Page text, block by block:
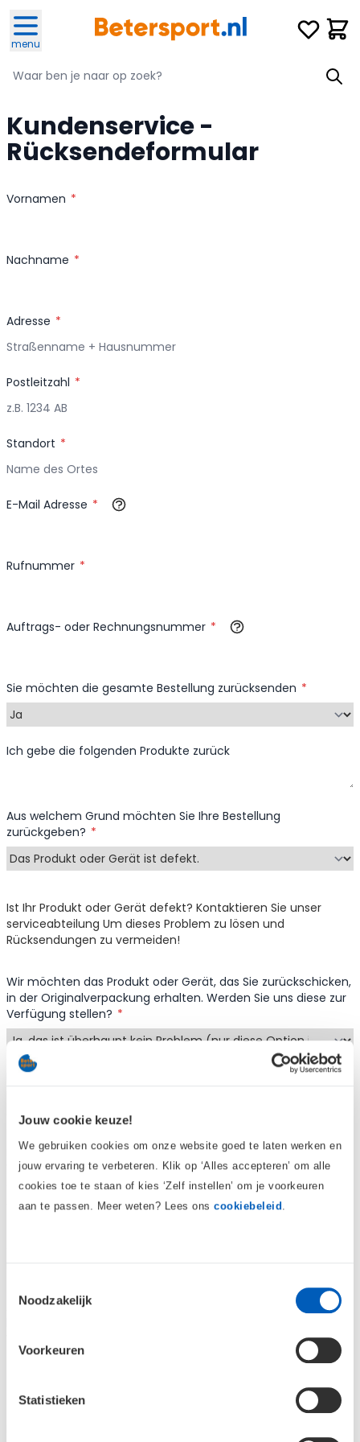
Jouw cookie keuze!
We gebruiken cookies om onze website goed te laten werken en
jouw ervaring te verbeteren. Klik op ‘Alles accepteren’ om alle
cookies toe te staan of kies ‘Zelf instellen’ om je voorkeuren
aan te passen. Meer weten? Lees ons cookiebeleid.
Noodzakelijk
Voorkeuren
Statistieken
menu
Zoeken
Verlanglijst
Kundenservice -
Rücksendeformular
Vornamen
Nachname
Adresse
Postleitzahl
Standort
E-Mail Adresse
Rufnummer
Auftrags- oder Rechnungsnummer
Sie möchten die gesamte Bestellung zurücksenden
Ich gebe die folgenden Produkte zurück
Aus welchem Grund möchten Sie Ihre Bestellung
zurückgeben?
Ist Ihr Produkt oder Gerät defekt? Kontaktieren Sie unser
serviceabteilung Um dieses Problem zu lösen und
Rücksendungen zu vermeiden!
Wir möchten das Produkt oder Gerät, das Sie zurückschicken,
in der Originalverpackung erhalten. Werden Sie uns diese zur
Verfügung stellen?
Rückgabe-Methode
Betersport verspricht 30 Tage kostenloses Rückgaberecht.
Wir erstatten die Transportkosten unseres Spediteurs
einmalig bei der Abholung Ihrer Bestellung. Für
Abholbestellungen sind keine Track & Trace-Links verfügbar,
stellen Sie also sicher, dass am Abholtag jemand den ganzen
An welchem Tag können Sie Ihre Bestellung am
Tages oder eine Uhrzeit ist leider nicht möglich)